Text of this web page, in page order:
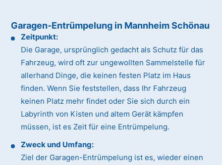
Garagen-Entrümpelung in Mannheim Schönau
Zeitpunkt:
Die Garage, ursprünglich gedacht als Schutz für das
Fahrzeug, wird oft zur ungewollten Sammelstelle für
allerhand Dinge, die keinen festen Platz im Haus
finden. Wenn Sie feststellen, dass Ihr Fahrzeug
keinen Platz mehr findet oder Sie sich durch ein
Labyrinth von Kisten und altem Gerät kämpfen
müssen, ist es Zeit für eine Entrümpelung.
Zweck und Umfang:
Ziel der Garagen-Entrümpelung ist es, wieder einen